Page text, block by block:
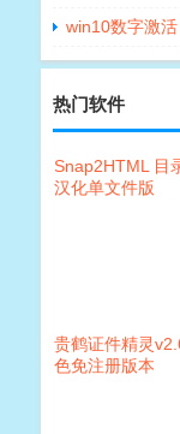
win10数字激活
热门软件
Snap2HTML 目
汉化单文件版
贵鹤证件精灵
色免注册版本